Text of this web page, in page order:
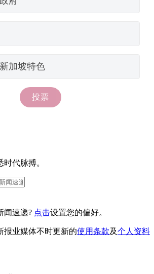
代脉搏。
闻速递? 点击设置您的偏好。
报业媒体不时更新的使用条款及个人资料